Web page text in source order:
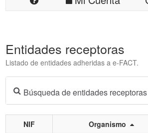
Entidades receptoras
Listado de entidades adheridas a e-FACT.
Búsqueda de entidades receptoras
NIF Organismo